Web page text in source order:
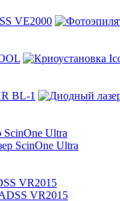
VE2000
BL-1
Ultra
VR2015